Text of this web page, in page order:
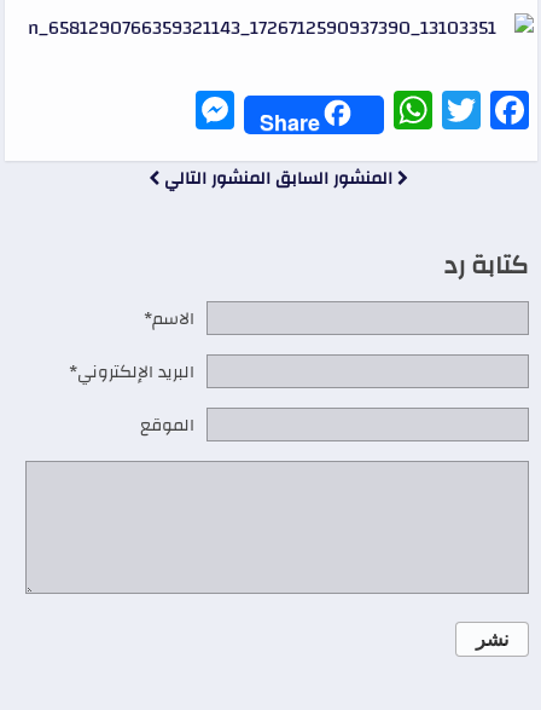
Facebook
Twitter
WhatsApp
Share
المنشور السابقالمنشور التالي
كتابة رد
الاسم*
البريد الإلكتروني*
الموقع
نشر